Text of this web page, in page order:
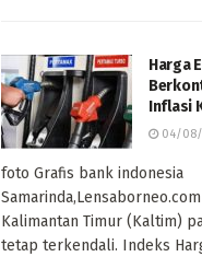
Harga
Inflasi
04/08/
foto Grafis bank indonesia
Kalimantan Timur (Kaltim)
tetap terkendali. Indeks